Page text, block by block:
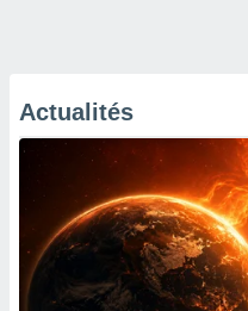
Actualités